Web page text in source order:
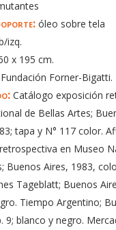
óleo sobre tela
izq.
x 195 cm.
Forner-Bigatti.
Catálogo exposición
de Bellas Artes;
tapa y N° 117 color.
en Museo
Buenos Aires, 1983,
Tageblatt; Buenos
Tiempo Argentino;
9; blanco y negro.